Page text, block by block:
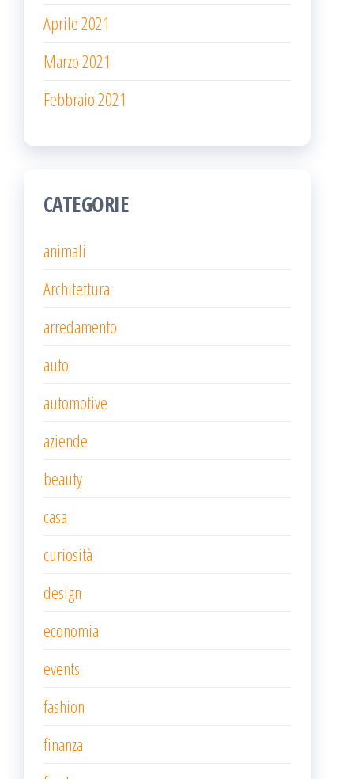
Aprile 2021
Marzo 2021
Febbraio 2021
CATEGORIE
animali
Architettura
arredamento
auto
automotive
aziende
beauty
casa
curiosità
design
economia
events
fashion
finanza